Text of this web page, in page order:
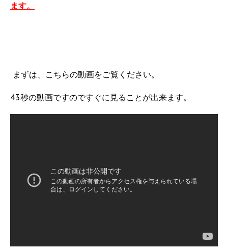
ます。
まずは、こちらの動画をご覧ください。
43秒の動画ですのですぐに見ることが出来ます。